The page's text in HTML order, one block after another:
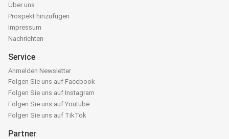
Über uns
Prospekt hinzufügen
Impressum
Nachrichten
Service
Anmelden Newsletter
Folgen Sie uns auf Facebook
Folgen Sie uns auf Instagram
Folgen Sie uns auf Youtube
Folgen Sie uns auf TikTok
Partner